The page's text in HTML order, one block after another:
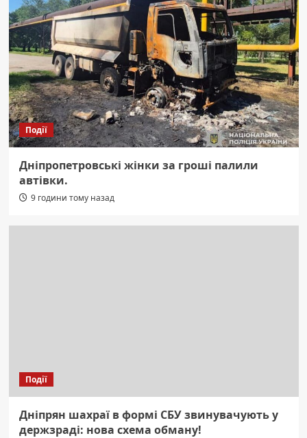
Події
Дніпропетровські жінки за гроші палили
автівки.
9 години тому назад
Події
Дніпрян шахраї в формі СБУ звинувачують у
держзраді: нова схема обману!